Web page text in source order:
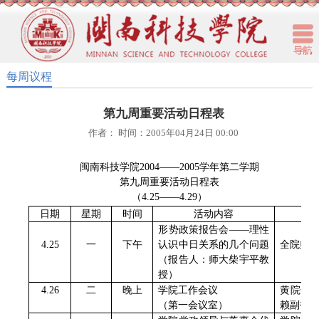
每周议程
第九周重要活动日程表
作者： 时间：2005年04月24日 00:00
闽南科技学院2004——2005学年第二学期
第九周重要活动日程表
（4.25——4.29）
日期
星期 时间 活动内容
4.25 一 下午
形势政策报告会——理性
认识中日关系的几个问题
（报告人：师大柴宇平教
授）
全院师
4.26 二 晚上
学院工作会议
（第一会议室）
黄院长
赖副书